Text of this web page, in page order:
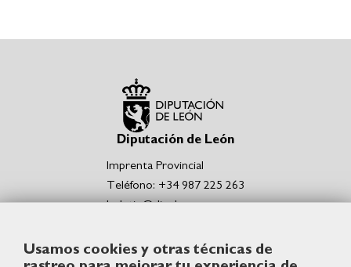
Usamos cookies y otras técnicas de
Diputación de León
Imprenta Provincial
Teléfono: +34 987 225 263
boletin@dipuleon.es
Portal de la Diputación de León